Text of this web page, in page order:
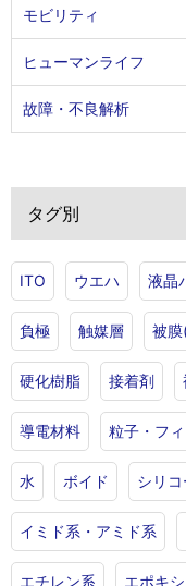
モビリティ
ヒューマンライフ
故障・不良解析
タグ別
ITO ウエハ 液晶
負極 触媒層 被膜
硬化樹脂 接着剤
導電材料 粒子・フ
水 ボイド シリコ
イミド系・アミド系
エチレン系 エポキ